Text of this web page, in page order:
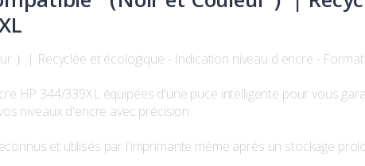
）| Recyclée et écologique - Indication niveau d encre - Format
HP 344/339XL équipées d'une puce intelligente pour vous
niveaux d'encre avec précision.
et utilisés par l'imprimante même après un stockage